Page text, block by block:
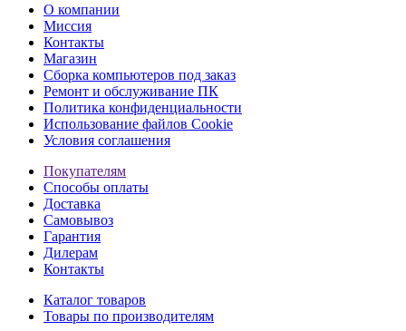
О компании
Миссия
Контакты
Магазин
Сборка компьютеров под заказ
Ремонт и обслуживание ПК
Политика конфиденциальности
Использование файлов Cookie
Условия соглашения
Покупателям
Способы оплаты
Доставка
Самовывоз
Гарантия
Дилерам
Контакты
Каталог товаров
Товары по производителям